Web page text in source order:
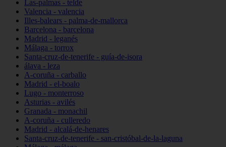
Las-palmas - telde
Valencia - valencia
Illes-balears - palma-de-mallorca
Barcelona - barcelona
Madrid - leganés
Málaga - torrox
Santa-cruz-de-tenerife - guía-de-isora
álava - leza
A-coruña - carballo
Madrid - el-boalo
Lugo - monterroso
Asturias - avilés
Granada - monachil
A-coruña - culleredo
Madrid - alcalá-de-henares
Santa-cruz-de-tenerife - san-cristóbal-de-la-laguna